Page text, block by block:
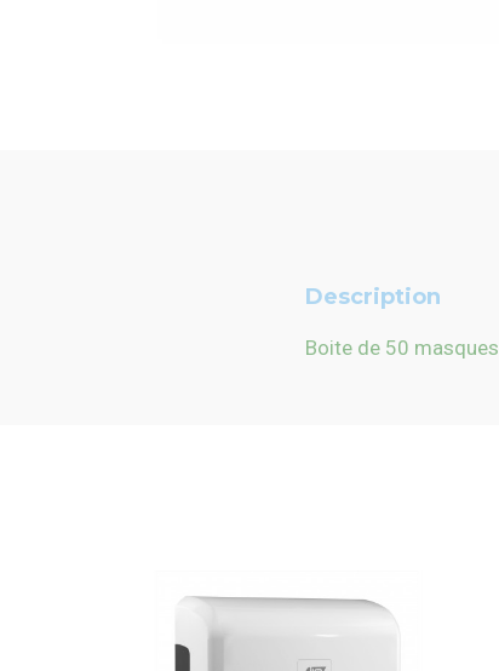
Description
Boite de 50